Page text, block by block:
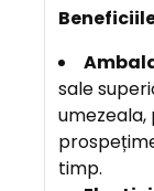
sale
timp.